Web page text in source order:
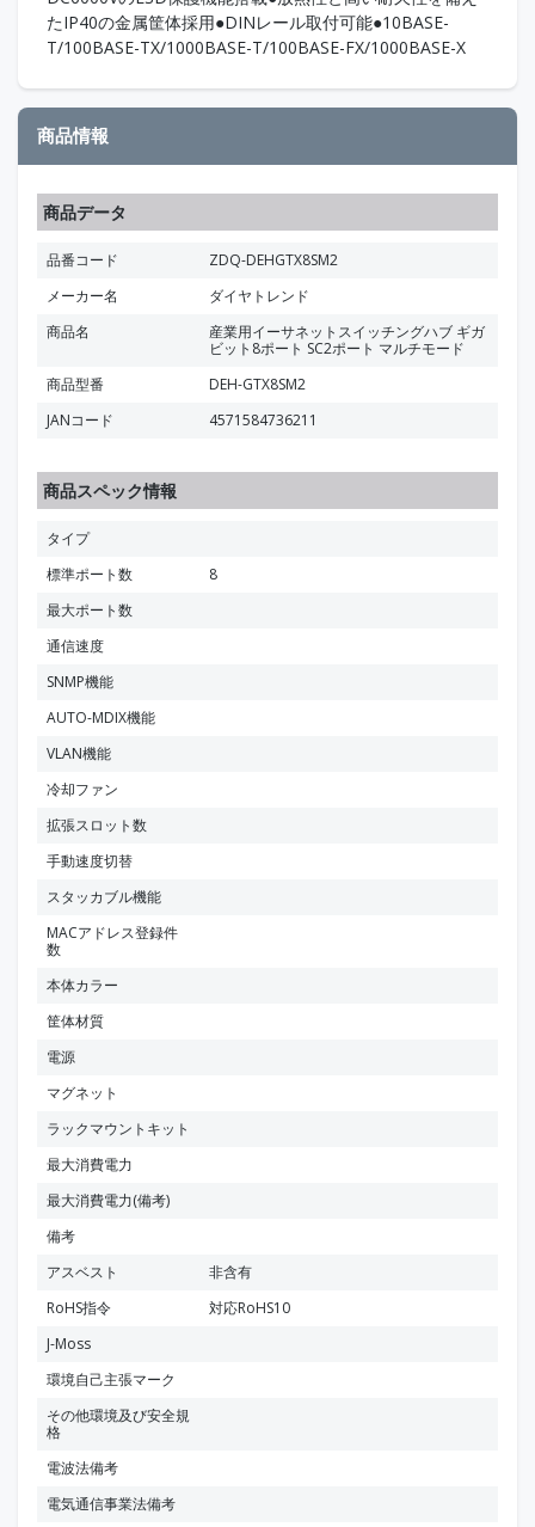
たIP40の金属筐体採用●DINレール取付可能●10BASE-
T/100BASE-TX/1000BASE-T/100BASE-FX/1000BASE-X
商品情報
商品データ
品番コード
ZDQ-DEHGTX8SM2
メーカー名
ダイヤトレンド
商品名
産業用イーサネットスイッチングハブ ギガ
ビット8ポート SC2ポート マルチモード
商品型番
DEH-GTX8SM2
JANコード
4571584736211
商品スペック情報
タイプ
標準ポート数
8
最大ポート数
通信速度
SNMP機能
AUTO-MDIX機能
VLAN機能
冷却ファン
拡張スロット数
手動速度切替
スタッカブル機能
MACアドレス登録件
数
本体カラー
筐体材質
電源
マグネット
ラックマウントキット
最大消費電力
最大消費電力(備考)
備考
アスベスト
非含有
RoHS指令
対応RoHS10
J-Moss
環境自己主張マーク
その他環境及び安全規
格
電波法備考
電気通信事業法備考